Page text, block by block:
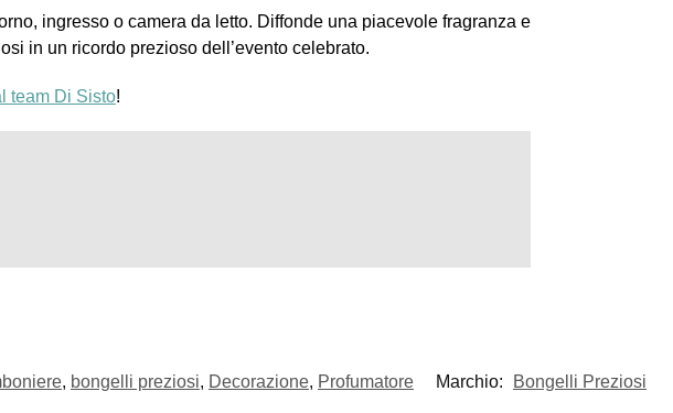
ingresso o camera da letto. Diffonde una piacevole fragranza e
in un ricordo prezioso dell’evento celebrato.
team Di Sisto!
, bongelli preziosi, Decorazione, Profumatore Marchio: Bongelli Preziosi